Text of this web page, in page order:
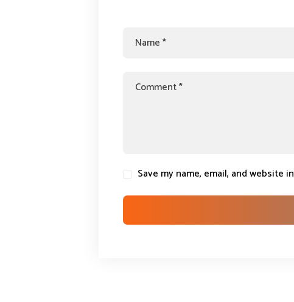
Save my name, email, and